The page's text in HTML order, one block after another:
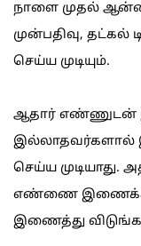
நாளை முதல்
முன்பதிவு, தட்கல்
செய்ய முடியும்.
ஆதார் எண்ணுடன்
இல்லாதவர்களால்
செய்ய
எண்ணை
இணைத்து